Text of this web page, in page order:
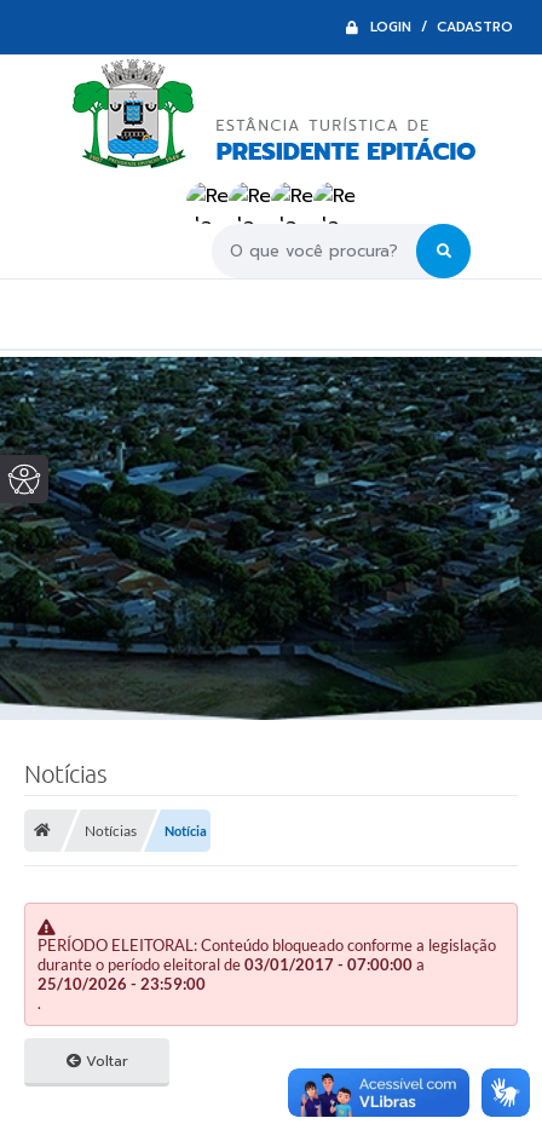
LOGIN / CADASTRO
Notícias
Notícias Notícia
PERÍODO ELEITORAL: Conteúdo bloqueado conforme a legislação
durante o período eleitoral de03/01/2017 - 07:00:00a
25/10/2026 - 23:59:00
.
Voltar